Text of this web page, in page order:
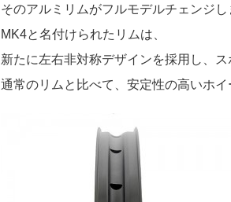
そのアルミリムがフルモデルチェンジし
MK4と名付けられたリムは、
新たに左右非対称デザインを採用し、
通常のリムと比べて、安定性の高いホ